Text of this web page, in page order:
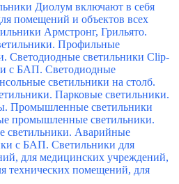
Диолум включают в себя
помещений и объектов всех
Армстронг, Грильято.
Профильные
Светодиодные светильники Clip-
с БАП. Светодиодные
светильники на столб.
Парковые светильники.
Промышленные светильники
промышленные светильники.
Аварийные
с БАП. Светильники для
для медицинских учреждений,
технических помещений, для